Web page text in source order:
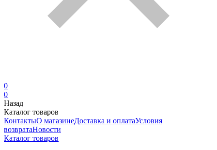
0
0
Назад
Каталог товаров
КонтактыО магазинеДоставка и оплатаУсловия
возвратаНовости
Каталог товаров